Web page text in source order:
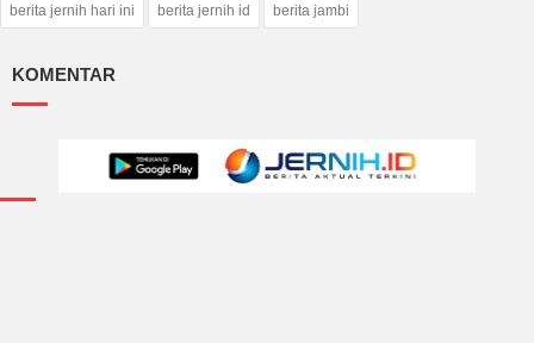
berita jernih hari ini berita jernih id berita jambi
KOMENTAR